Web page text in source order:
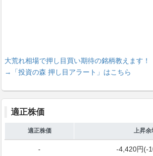
大荒れ相場で押し目買い期待の銘柄教えます！
→「投資の森 押し目アラート」はこちら
適正株価
適正株価 上昇余
- -4,420円(-